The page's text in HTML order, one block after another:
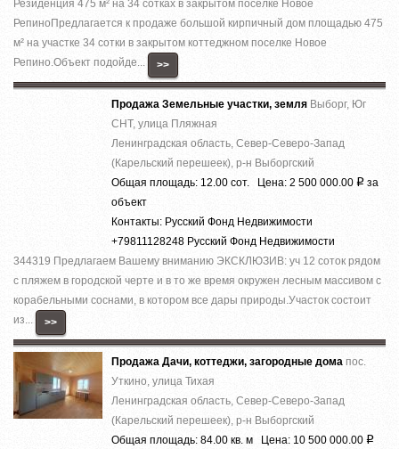
Резиденция 475 м² на 34 сотках в закрытом поселке Новое
РепиноПредлагается к продаже большой кирпичный дом площадью 475
м² на участке 34 сотки в закрытом коттеджном поселке Новое
Репино.Объект подойде...
>>
Продажа Земельные участки, земля Выборг, Юг
СНТ, улица Пляжная
Ленинградская область, Север-Северо-Запад
(Карельский перешеек), р-н Выборгский
Общая площадь: 12.00 сот. Цена: 2 500 000.00 Р за
объект
Контакты: Русский Фонд Недвижимости
+79811128248 Русский Фонд Недвижимости
344319 Предлагаем Вашему вниманию ЭКСКЛЮЗИВ: уч 12 соток рядом
с пляжем в городской черте и в то же время окружен лесным массивом с
корабельными соснами, в котором все дары природы.Участок состоит
из...
>>
Продажа Дачи, коттеджи, загородные дома пос.
Уткино, улица Тихая
Ленинградская область, Север-Северо-Запад
(Карельский перешеек), р-н Выборгский
Общая площадь: 84.00 кв. м Цена: 10 500 000.00 Р